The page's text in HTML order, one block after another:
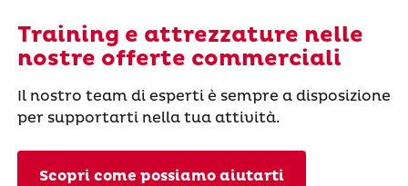
Training e attrezzature nelle
nostre offerte commerciali
Il nostro team di esperti è sempre a disposizione
per supportarti nella tua attività.
Scopri come possiamo aiutarti